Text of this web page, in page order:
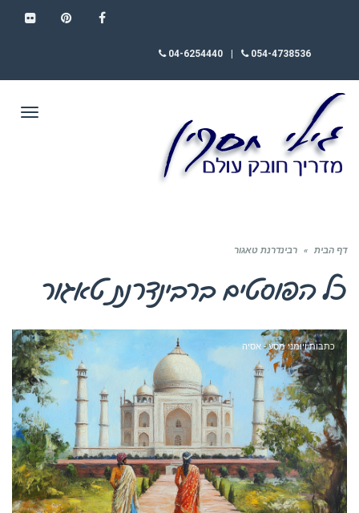
054-4738536
04-6254440
דף הבית » רבינדרנת טאגור
כל הפוסטים ברבינדרנת טאגור
כתבות ויומני מסע - אסיה